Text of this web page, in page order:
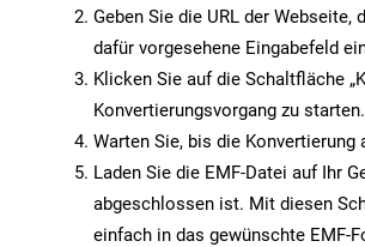
Geben Sie die URL der
dafür vorgesehene Eingabefeld
Klicken Sie auf die Schaltfläche
Konvertierungsvorgang zu starten.
Warten Sie, bis die
Laden Sie die EMF-Datei auf Ihr
abgeschlossen ist. Mit diesen
einfach in das gewünschte EMF-